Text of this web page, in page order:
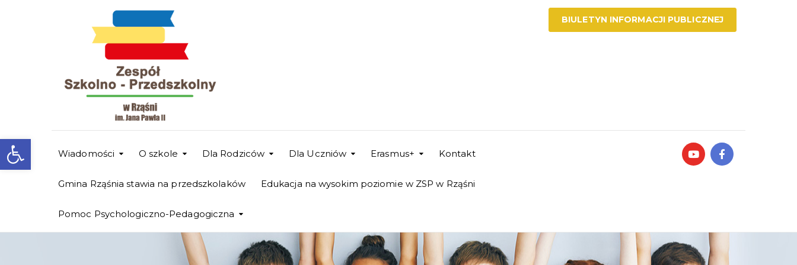
Otwórz pasek narzędzi
BIULETYN INFORMACJI PUBLICZNEJ
Wiadomości O szkole Dla Rodziców Dla Uczniów Erasmus+ Kontakt
Gmina Rząśnia stawia na przedszkolaków Edukacja na wysokim poziomie w ZSP w Rząśni
Pomoc Psychologiczno-Pedagogiczna